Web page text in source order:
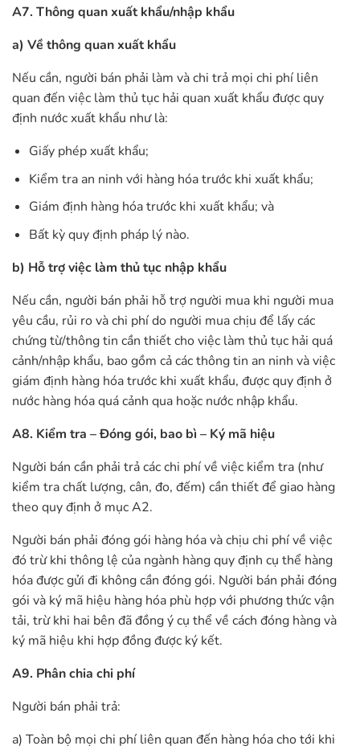
A7. Thông quan xuất khẩu/nhập khẩu
a) Về thông quan xuất khẩu
Nếu cần, người bán phải làm và chi trả mọi chi phí liên
quan đến việc làm thủ tục hải quan xuất khẩu được quy
định nước xuất khẩu như là:
Giấy phép xuất khẩu;
Kiểm tra an ninh với hàng hóa trước khi xuất khẩu;
Giám định hàng hóa trước khi xuất khẩu; và
Bất kỳ quy định pháp lý nào.
b) Hỗ trợ việc làm thủ tục nhập khẩu
Nếu cần, người bán phải hỗ trợ người mua khi người mua
yêu cầu, rủi ro và chi phí do người mua chịu để lấy các
chứng từ/thông tin cần thiết cho việc làm thủ tục hải quá
cảnh/nhập khẩu, bao gồm cả các thông tin an ninh và việc
giám định hàng hóa trước khi xuất khẩu, được quy định ở
nước hàng hóa quá cảnh qua hoặc nước nhập khẩu.
A8. Kiểm tra – Đóng gói, bao bì – Ký mã hiệu
Người bán cần phải trả các chi phí về việc kiểm tra (như
kiểm tra chất lượng, cân, đo, đếm) cần thiết để giao hàng
theo quy định ở mục A2.
Người bán phải đóng gói hàng hóa và chịu chi phí về việc
đó trừ khi thông lệ của ngành hàng quy định cụ thể hàng
hóa được gửi đi không cần đóng gói. Người bán phải đóng
gói và ký mã hiệu hàng hóa phù hợp với phương thức vận
tải, trừ khi hai bên đã đồng ý cụ thể về cách đóng hàng và
ký mã hiệu khi hợp đồng được ký kết.
A9. Phân chia chi phí
Người bán phải trả:
a) Toàn bộ mọi chi phí liên quan đến hàng hóa cho tới khi